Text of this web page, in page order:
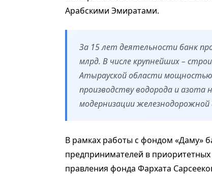
Арабскими Эмиратами.
За 15 лет деятельности банк
млрд. В числе крупнейших –
Атырауской области
производству водорода и
модернизации
В рамках работы с фондом «Даму»
предпринимателей в
правления фонда Фархата